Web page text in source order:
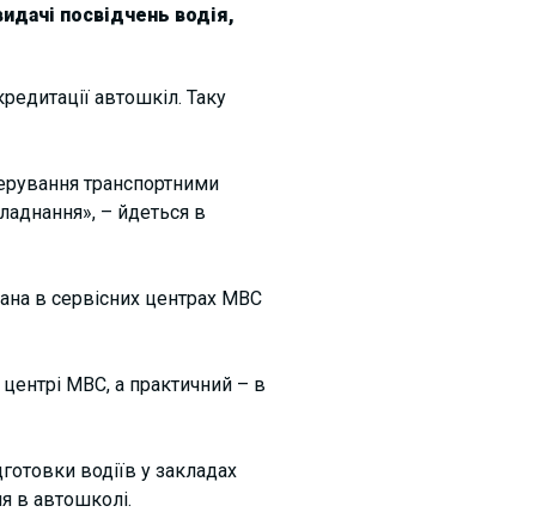
посвідчень водія,
автошкіл. Таку
транспортними
– йдеться в
в сервісних центрах МВС
МВС, а практичний – в
водіїв у закладах
в автошколі.